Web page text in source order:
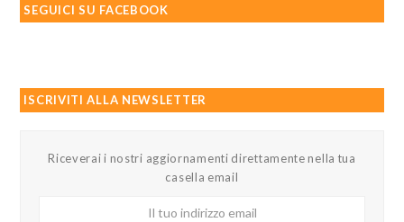
SEGUICI SU FACEBOOK
ISCRIVITI ALLA NEWSLETTER
Riceverai i nostri aggiornamenti direttamente nella tua
casella email